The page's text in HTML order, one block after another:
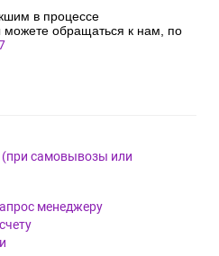
в процессе
можете обращаться к нам, по
самовывозы или
менеджеру